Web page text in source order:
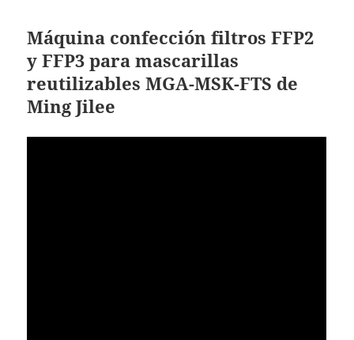
Máquina confección filtros FFP2
y FFP3 para mascarillas
reutilizablesMGA-MSK-FTS de
Ming Jilee